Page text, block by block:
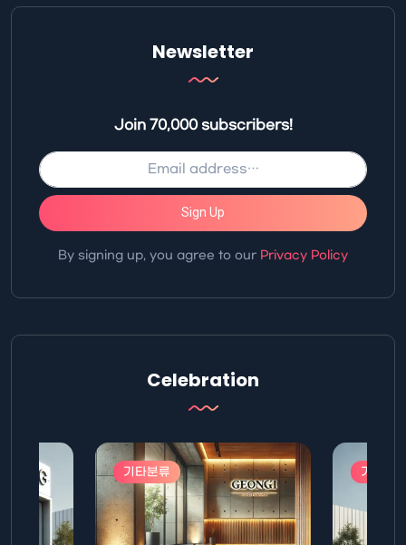
Newsletter
Join 70,000 subscribers!
Sign Up
By signing up, you agree to our Privacy Policy
Celebration
기타분류 기타분